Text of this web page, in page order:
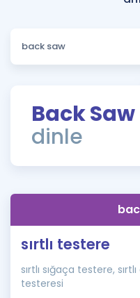
Sözlük
Rehberlik Aracı
ÖSYM Sınav Takvimi
İngilizce Gramer
Hakkımızda
Back Saw
dinle
sırtlı testere
sırtlı sığaça testere,
testeresi